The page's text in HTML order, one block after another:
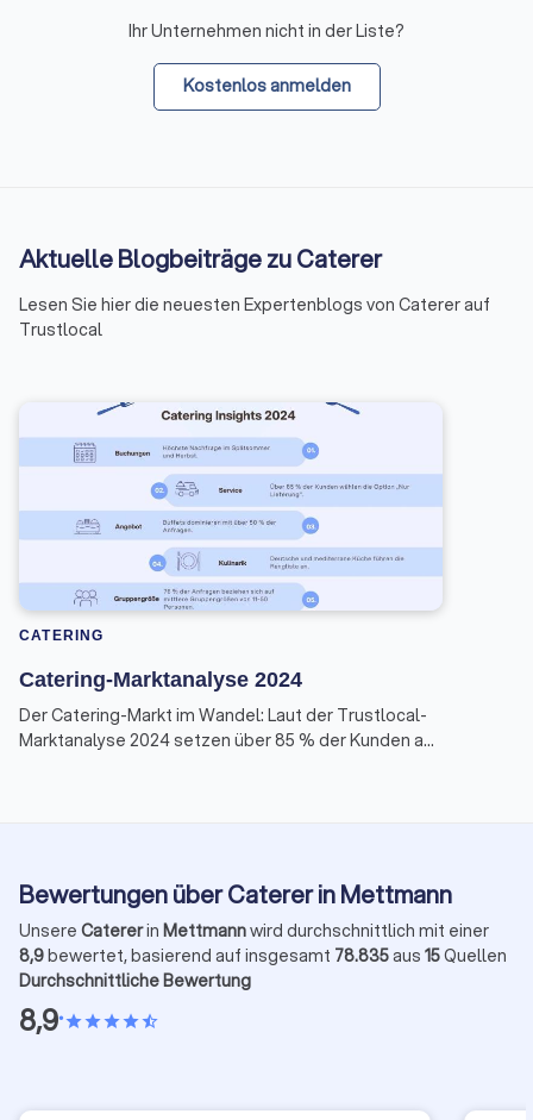
Ihr Unternehmen nicht in der Liste?
Kostenlos anmelden
Aktuelle Blogbeiträge zu Caterer
Lesen Sie hier die neuesten Expertenblogs von Caterer auf
Trustlocal
CATERING
Catering-Marktanalyse 2024
Der Catering-Markt im Wandel: Laut der Trustlocal-
Marktanalyse 2024 setzen über 85 % der Kunden auf
Bewertungen über Caterer in Mettmann
Unsere Catererin Mettmannwird durchschnittlich mit einer
8,9bewertet, basierend auf insgesamt 78.835aus 15Quellen
Durchschnittliche Bewertung
8,9•starstarstarstarstar_half